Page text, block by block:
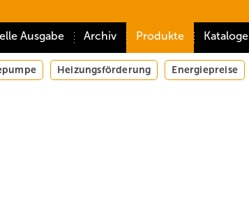
Ausgabe Archiv Produkte Kataloge
Heizungsförderung Energiepreise